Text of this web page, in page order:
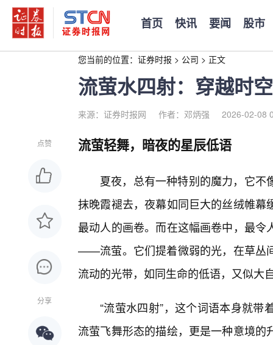
首页 快讯 要闻 股市
您当前的位置： 证券时报 > 公司 > 正文
流萤水四射：穿越时
来源：证券时报网 作者：邓炳强 2026-02-08
点赞
分享
流萤轻舞，暗夜的星辰低语
夏夜，总有一种特别的魔力，它
抹晚霞褪去，夜幕如同巨大的丝绒帷
最动人的画卷。而在这幅画卷中，最
——流萤。它们提着微弱的光，在草丛
流动的光带，如同生命的低语，又似大
“流萤水四射”，这个词语本身就
流萤飞舞形态的描绘，更是一种意境